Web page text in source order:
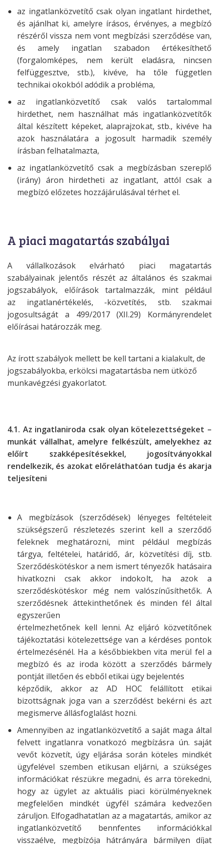
az ingatlanközvetítő csak olyan ingatlant hirdethet,
és ajánlhat ki, amelyre írásos, érvényes, a megbízó
részéről vissza nem vont megbízási szerződése van,
és amely ingatlan szabadon értékesíthető
(forgalomképes, nem került eladásra, nincsen
felfüggesztve, stb.), kivéve, ha tőle független
technikai okokból adódik a probléma,
az ingatlanközvetítő csak valós tartalommal
hirdethet, nem használhat más ingatlanközvetítők
által készített képeket, alaprajzokat, stb., kivéve ha
azok használatára a jogosult harmadik személy
írásban felhatalmazta,
az ingatlanközvetítő csak a megbízásban szereplő
(irány) áron hirdetheti az ingatlant, attól csak a
megbízó előzetes hozzájárulásával térhet el.
A piaci magatartás szabályai
A vállalkozások elvárható piaci magatartás
szabályainak jelentős részét azáltalános és szakmai
jogszabályok, előírások tartalmazzák, mint például
az ingatlanértékelés, -közvetítés, stb. szakmai
jogosultságát a 499/2017 (XII.29) Kormányrendelet
előírásai határozzák meg.
Az írott szabályok mellett be kell tartani a kialakult, de
jogszabályokba, erkölcsi magatartásba nem ütköző
munkavégzési gyakorlatot.
4.1. Az ingatlaniroda csak olyan kötelezettségeket –
munkát vállalhat, amelyre felkészült, amelyekhez az
előírt szakképesítésekkel, jogosítványokkal
rendelkezik, és azokat előreláthatóan tudja és akarja
teljesíteni
A megbízások (szerződések) lényeges feltételeit
szükségszerű részletezés szerint kell a szerződő
feleknek meghatározni, mint például megbízás
tárgya, feltételei, határidő, ár, közvetítési díj, stb.
Szerződéskötéskor a nem ismert tényezők hatásaira
hivatkozni csak akkor indokolt, ha azok a
szerződéskötéskor még nem valószínűsíthetők. A
szerződésnek áttekinthetőnek és minden fél által
egyszerűen
értelmezhetőnek kell lenni. Az eljáró közvetítőnek
tájékoztatási kötelezettsége van a kérdéses pontok
értelmezésénél. Ha a későbbiekben vita merül fel a
megbízó és az iroda között a szerződés bármely
pontját illetően és ebből etikai ügy bejelentés
képződik, akkor az AD HOC felállított etikai
bizottságnak joga van a szerződést bekérni és azt
megismerve állásfoglalást hozni.
Amennyiben az ingatlanközvetítő a saját maga által
felvett ingatlanra vonatkozó megbízásra ún. saját
vevőt közvetít, úgy eljárása során köteles mindkét
ügyfelével szemben etikusan eljárni, a szükséges
információkat részükre megadni, és arra törekedni,
hogy az ügylet az aktuális piaci körülményeknek
megfelelően mindkét ügyfél számára kedvezően
záruljon. Elfogadhatatlan az a magatartás, amikor az
ingatlanközvetítő bennfentes információkkal
visszaélve, megbízója hátrányára bármilyen díjat